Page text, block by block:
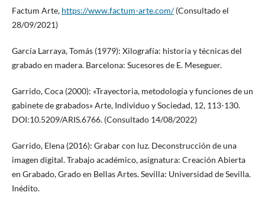
Factum Arte, https://www.factum-arte.com/(Consultado el
28/09/2021)
García Larraya, Tomás (1979): Xilografía: historia y técnicas del
grabado en madera. Barcelona: Sucesores de E. Meseguer.
Garrido, Coca (2000): «Trayectoria, metodología y funciones de un
gabinete de grabados» Arte, Individuo y Sociedad, 12, 113-130.
DOI:10.5209/ARIS.6766. (Consultado 14/08/2022)
Garrido, Elena (2016): Grabar con luz. Deconstrucción de una
imagen digital. Trabajo académico, asignatura: Creación Abierta
en Grabado, Grado en Bellas Artes. Sevilla: Universidad de Sevilla.
Inédito.